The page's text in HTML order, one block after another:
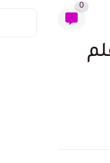
0
والخمسون والأخيرة 59 بقلم